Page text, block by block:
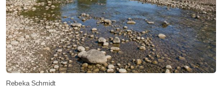
Rebeka Schmidt